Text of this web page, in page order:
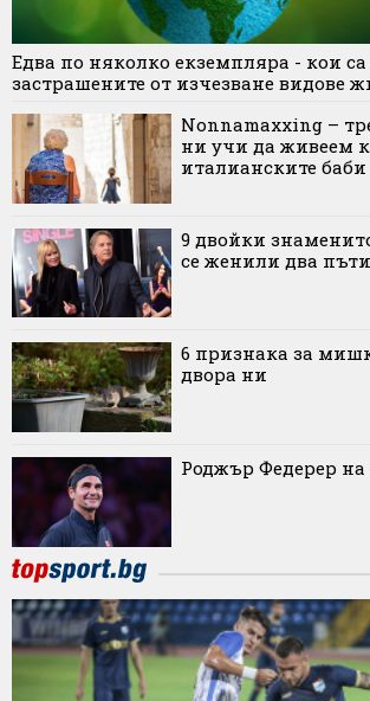
Едва по няколко екземпляра - кои
застрашените от изчезване видове
Nonnamaxxing –
ни учи да живеем
италианските баби
9 двойки
се женили два
6 признака за
двора ни
Роджър Федерер на